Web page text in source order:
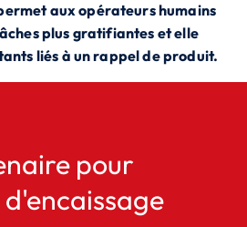
aux opérateurs humains
plus gratifiantes et elle
liés à un rappel de produit.
pour